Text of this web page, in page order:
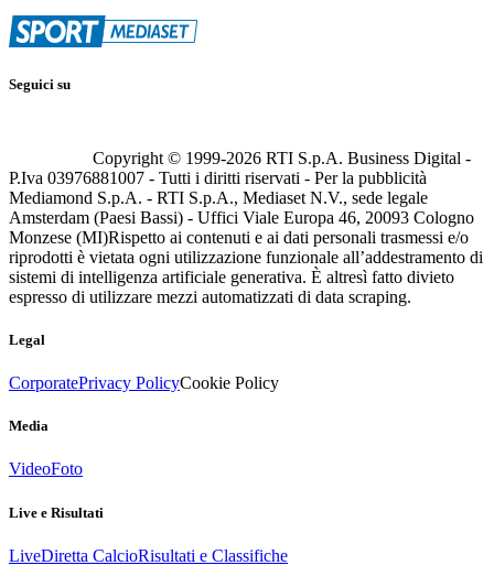
Seguici su
Copyright © 1999-2026 RTI S.p.A. Business Digital -
P.Iva 03976881007 - Tutti i diritti riservati - Per la pubblicità
Mediamond S.p.A. - RTI S.p.A., Mediaset N.V., sede legale
Amsterdam (Paesi Bassi) - Uffici Viale Europa 46, 20093 Cologno
Monzese (MI)Rispetto ai contenuti e ai dati personali trasmessi e/o
riprodotti è vietata ogni utilizzazione funzionale all’addestramento di
sistemi di intelligenza artificiale generativa. È altresì fatto divieto
espresso di utilizzare mezzi automatizzati di data scraping.
Legal
CorporatePrivacy PolicyCookie Policy
Media
VideoFoto
Live e Risultati
LiveDiretta CalcioRisultati e Classifiche